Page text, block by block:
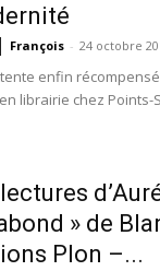
François - 24 octobre
enfin
librairie chez Points-
» de
Plon –...